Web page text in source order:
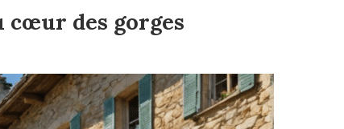
cœur des gorges